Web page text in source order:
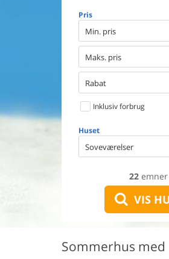
Pris
Min. pris
Maks. pris
Rabat
Inklusiv forbrug
Huset
Soveværelser
22 emner
VIS
Sommerhus med